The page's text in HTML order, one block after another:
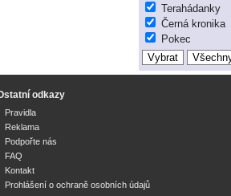
Terahádanky
Černá kronika
Pokec
odkazy
Pravidla
Reklama
Podpořte nás
FAQ
Kontakt
Prohlášení o ochraně osobních údajů